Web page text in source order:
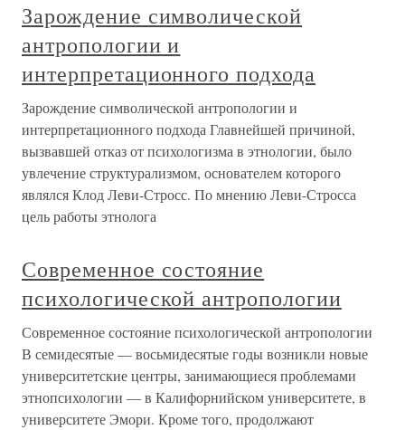
Зарождение символической
антропологии и
интерпретационного подхода
Зарождение символической антропологии и
интерпретационного подхода Главнейшей причиной,
вызвавшей отказ от психологизма в этнологии, было
увлечение структурализмом, основателем которого
являлся Клод Леви-Стросс. По мнению Леви-Стросса
цель работы этнолога
Современное состояние
психологической антропологии
Современное состояние психологической антропологии
В семидесятые — восьмидесятые годы возникли новые
университетские центры, занимающиеся проблемами
этнопсихологии — в Калифорнийском университете, в
университете Эмори. Кроме того, продолжают